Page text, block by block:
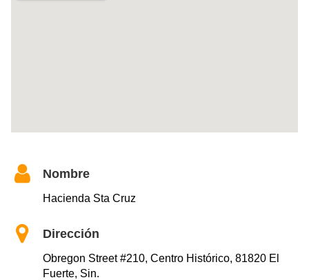
Nombre
Hacienda Sta Cruz
Dirección
Obregon Street #210, Centro Histórico, 81820 El
Fuerte, Sin.